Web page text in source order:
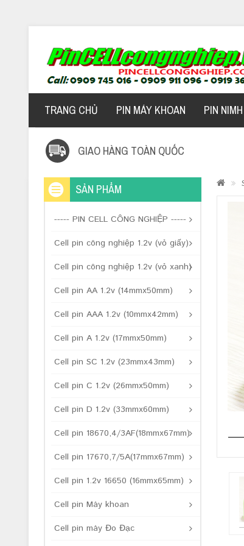
TRANG CHỦ PIN MÁY KHOAN PIN NIMH
GIAO HÀNG TOÀN QUỐC
SẢN PHẨM
----- PIN CELL CÔNG NGHIỆP -----
Cell pin công nghiệp 1.2v (vỏ giấy)
Cell pin công nghiệp 1.2v (vỏ xanh)
Cell pin AA 1.2v (14mmx50mm)
Cell pin AAA 1.2v (10mmx42mm)
Cell pin A 1.2v (17mmx50mm)
Cell pin SC 1.2v (23mmx43mm)
Cell pin C 1.2v (26mmx50mm)
Cell pin D 1.2v (33mmx60mm)
Cell pin 18670,4/3AF(18mmx67mm)
Cell pin 17670,7/5A(17mmx67mm)
Cell pin 1.2v 16650 (16mmx65mm)
Cell pin Máy khoan
Cell pin máy Đo Đạc